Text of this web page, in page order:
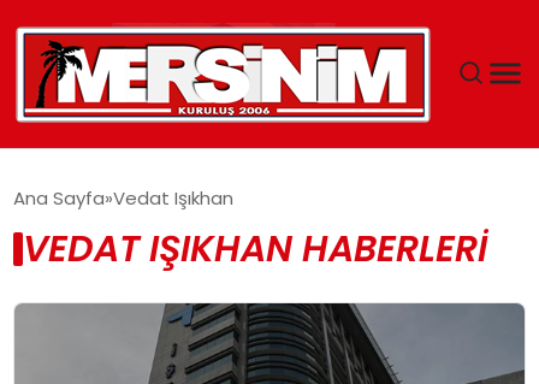
YAŞAM
GÜNCEL
Ana Sayfa Vedat Işıkhan
VEDAT IŞIKHAN HABERLERI